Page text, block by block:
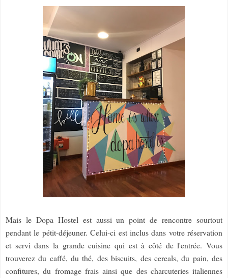
Mais le Dopa Hostel est aussi un point de rencontre sourtout
pendant le pétit-déjeuner. Celui-ci est inclus dans votre réservation
et servi dans la grande cuisine qui est à côté de l'entrée. Vous
trouverez du caffé, du thé, des biscuits, des cereals, du pain, des
confitures, du fromage frais ainsi que des charcuteries italiennes